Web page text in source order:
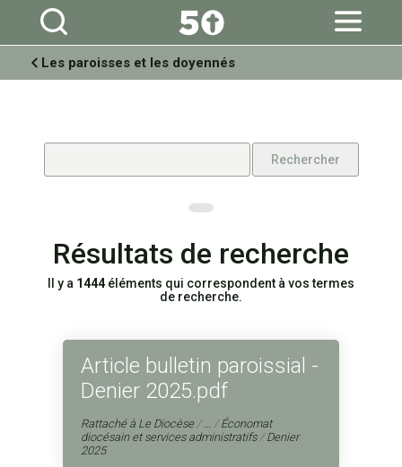
Aller
personnels
Les paroisses et les doyennés
Résultats de recherche
Il y a 1444 éléments qui correspondent à vos termes
de recherche.
Article bulletin paroissial -
Denier 2025.pdf
Rattaché à Le Diocèse /… /Économat
diocésain et services administratifs /Denier
2025